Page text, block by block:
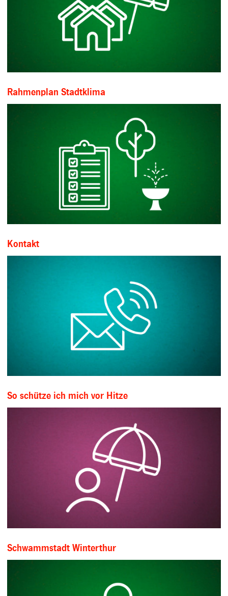
Rahmenplan Stadtklima
Kontakt
So schütze ich mich vor Hitze
Schwammstadt Winterthur